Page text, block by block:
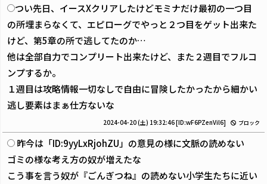
つい先日、イースXクリアしたけどモミナだけ最初の一つ目
の所埋まらなくて、エピローグでやっと２つ目をゲット出来た
けど、第5章の所で逃してたのか…
他は全部自力でコンプリート出来たけど、また２週目でフルコ
ンプするか。
１週目は攻略情報一切なしで自由に冒険したかったから細かい
逃し要素はまぁ仕方ないな
2024-04-20 (土) 19:32:46[ID:wF6PZenVil6] ブロック
昨今は「ID:9yyLxRjohZU」の意見の様に文脈の読めない
ゴミの様な考え方の奴が増えたな
こう事を言う奴が『ごんぎつね』の読めない小学生たちに近い